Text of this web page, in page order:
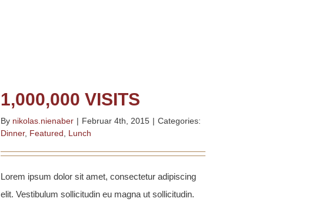
1,000,000 VISITS
By nikolas.nienaber | Februar 4th, 2015 | Categories:
Dinner, Featured Lunch
Lorem ipsum dolor sit amet, consectetur adipiscing
elit. Vestibulum sollicitudin eu magna ut sollicitudin.